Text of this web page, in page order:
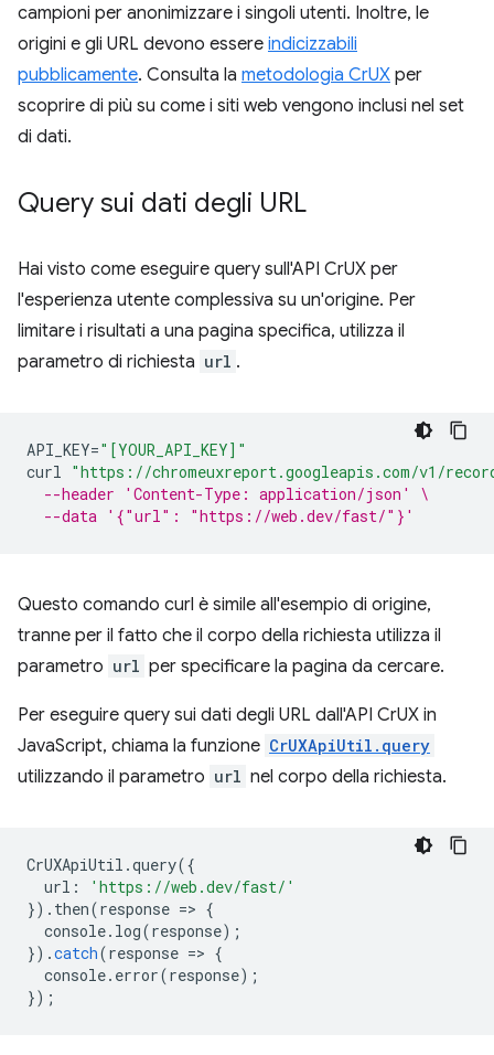
campioni per anonimizzare i singoli utenti. Inoltre, le
origini e gli URL devono essere indicizzabili
pubblicamente. Consulta la metodologia CrUX per
scoprire di più su come i siti web vengono inclusi nel set
di dati.
Query sui dati degli URL
Hai visto come eseguire query sull'API CrUX per
l'esperienza utente complessiva su un'origine. Per
limitare i risultati a una pagina specifica, utilizza il
parametro di richiesta url .
API_KEY="[YOUR_API_KEY]"
curl "https://chromeuxreport.googleapis.com/v1/
--header 'Content-Type: application/json' \
--data '{"url": "https://web.dev/fast/"}'
Questo comando curl è simile all'esempio di origine,
tranne per il fatto che il corpo della richiesta utilizza il
parametro url per specificare la pagina da cercare.
Per eseguire query sui dati degli URL dall'API CrUX in
JavaScript, chiama la funzione CrUXApiUtil.query
utilizzando il parametro url nel corpo della richiesta.
CrUXApiUtil .query({
url :
'https://web.dev/fast/'
}). then(response => {
console. log(response);
}).catch(response => {
console. error(response);
});